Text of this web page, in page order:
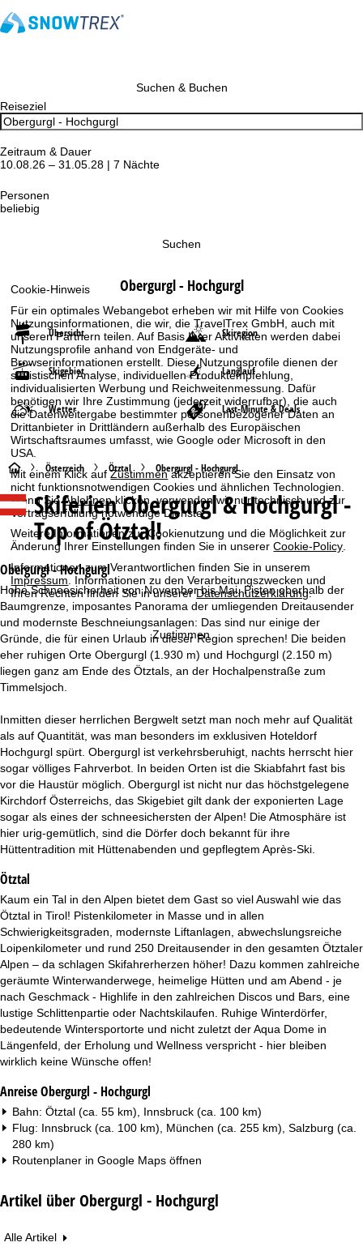
Cookie-Hinweis
Für ein optimales Webangebot erheben wir mit Hilfe von Cookies
Nutzungsinformationen, die wir, die TravelTrex GmbH, auch mit
unseren Partnern teilen. Auf Basis Ihrer Aktivitäten werden dabei
Nutzungsprofile anhand von Endgeräte- und
Browserinformationen erstellt. Diese Nutzungsprofile dienen der
statistischen Analyse, individuellen Produktempfehlung,
individualisierten Werbung und Reichweitenmessung. Dafür
benötigen wir Ihre Zustimmung (jederzeit widerrufbar), die auch
die Datenweitergabe bestimmter personenbezogener Daten an
Drittanbieter in Drittländern außerhalb des Europäischen
Wirtschaftsraumes umfasst, wie Google oder Microsoft in den
USA.
Mit einem Klick aufZustimmenakzeptieren Sie den Einsatz von
nicht funktionsnotwendigen Cookies und ähnlichen Technologien.
Wenn SieAblehnenklicken, verwenden wir nur technisch und zur
Vertragserfüllung notwendige Dienste.
Weitere Informationen zur Cookienutzung und die Möglichkeit zur
Änderung Ihrer Einstellungen finden Sie in unsererCookie-Policy
Informationen zum Verantwortlichen finden Sie in unserem
Impressum . Informationen zu den Verarbeitungszwecken und
Ihren Rechten finden Sie in unsererDatenschutzerklärung.
Zustimmen
Suchen & Buchen
Reiseziel
Zeitraum & Dauer
10.08.26 – 31.05.28 | 7 Nächte
Personen
beliebig
Suchen
Obergurgl - Hochgurgl
Übersicht Skiregion
Skigebiet Langlauf
Wetter Last-Minute & Deals
S
t
a
r
t
s
t
e
Österreich Ötztal Obergurgl - Hochgurgl
SkiferienObergurgl & Hochgurgl -
Top of Ötztal!
Obergurgl - Hochgurgl
Hohe Schneesicherheit von November bis Mai, Pisten oberhalb der
Baumgrenze, imposantes Panorama der umliegenden Dreitausender
und modernste Beschneiungsanlagen: Das sind nur einige der
Gründe, die für einen Urlaub in dieser Region sprechen! Die beiden
eher ruhigen Orte Obergurgl (1.930 m) und Hochgurgl (2.150 m)
liegen ganz am Ende des Ötztals, an der Hochalpenstraße zum
Timmelsjoch.
Inmitten dieser herrlichen Bergwelt setzt man noch mehr auf Qualität
als auf Quantität, was man besonders im exklusiven Hoteldorf
Hochgurgl spürt. Obergurgl ist verkehrsberuhigt, nachts herrscht hier
sogar völliges Fahrverbot. In beiden Orten ist die Skiabfahrt fast bis
vor die Haustür möglich. Obergurgl ist nicht nur das höchstgelegene
Kirchdorf Österreichs, das Skigebiet gilt dank der exponierten Lage
sogar als eines der schneesichersten der Alpen! Die Atmosphäre ist
hier urig-gemütlich, sind die Dörfer doch bekannt für ihre
Hüttentradition mit Hüttenabenden und gepflegtem Après-Ski.
Ötztal
Kaum ein Tal in den Alpen bietet dem Gast so viel Auswahl wie das
Ötztal in Tirol! Pistenkilometer in Masse und in allen
Schwierigkeitsgraden, modernste Liftanlagen, abwechslungsreiche
Loipenkilometer und rund 250 Dreitausender in den gesamten Ötztaler
Alpen – da schlagen Skifahrerherzen höher! Dazu kommen zahlreiche
geräumte Winterwanderwege, heimelige Hütten und am Abend - je
nach Geschmack - Highlife in den zahlreichen Discos und Bars, eine
lustige Schlittenpartie oder Nachtskilaufen. Ruhige Winterdörfer,
bedeutende Wintersportorte und nicht zuletzt der Aqua Dome in
Längenfeld, der Erholung und Wellness verspricht - hier bleiben
wirklich keine Wünsche offen!
Anreise Obergurgl - Hochgurgl
Bahn: Ötztal (ca. 55 km), Innsbruck (ca. 100 km)
Flug: Innsbruck (ca. 100 km), München (ca. 255 km), Salzburg (ca.
280 km)
Routenplaner in Google Maps öffnen
Artikel über Obergurgl - Hochgurgl
Alle Artikel